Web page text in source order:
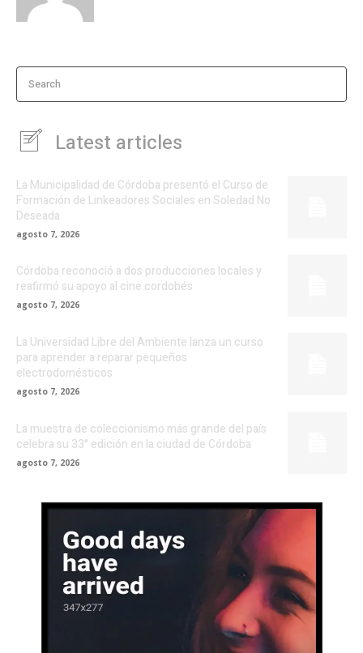
Search
Latest articles
La Municipalidad de Córdoba presentó el Curso de
Formación de Linkeadores Sociales en Soledad No
Deseada
agosto 7, 2026
Córdoba reconoció a dos producciones locales y
reafirmó su apoyo al cine cordobés
agosto 7, 2026
La Universidad Libre del Ambiente lanza un curso
para aprender a reparar pequeños
electrodomésticos
agosto 7, 2026
La muestra de coleccionismo más grande del país
celebra su 33° edición en la ciudad de Córdoba
agosto 7, 2026